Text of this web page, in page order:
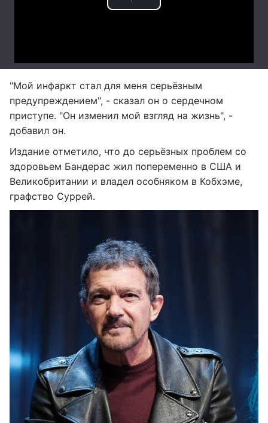
"Мой инфаркт стал для меня серьёзным
предупреждением", - сказал он о сердечном
приступе. "Он изменил мой взгляд на жизнь", -
добавил он.
Издание отметило, что до серьёзных проблем со
здоровьем Бандерас жил попеременно в США и
Великобритании и владел особняком в Кобхэме,
графство Суррей.